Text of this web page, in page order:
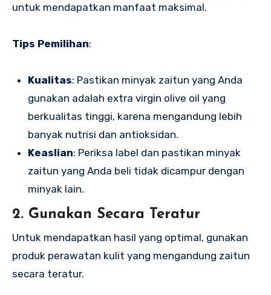
untuk mendapatkan manfaat maksimal.
Tips Pemilihan:
Kualitas: Pastikan minyak zaitun yang Anda
gunakan adalah extra virgin olive oil yang
berkualitas tinggi, karena mengandung lebih
banyak nutrisi dan antioksidan.
Keaslian: Periksa label dan pastikan minyak
zaitun yang Anda beli tidak dicampur dengan
minyak lain.
2. Gunakan Secara Teratur
Untuk mendapatkan hasil yang optimal, gunakan
produk perawatan kulit yang mengandung zaitun
secara teratur.